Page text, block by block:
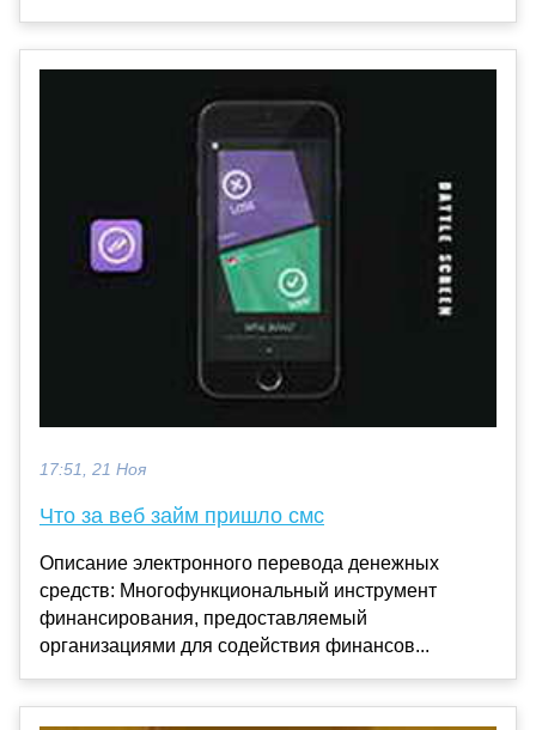
17:51, 21 Ноя
Что за веб займ пришло смс
Описание электронного перевода денежных
средств: Многофункциональный инструмент
финансирования, предоставляемый
организациями для содействия финансов...